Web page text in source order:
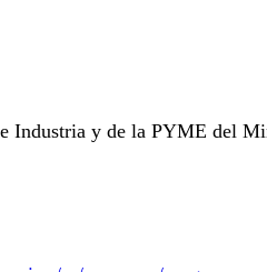
y de la PYME del